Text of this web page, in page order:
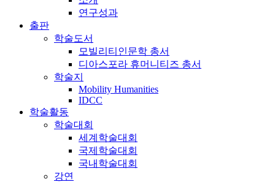
연구성과
출판
학술도서
모빌리티인문학 총서
디아스포라 휴머니티즈 총서
학술지
Mobility Humanities
IDCC
학술활동
학술대회
세계학술대회
국제학술대회
국내학술대회
강연